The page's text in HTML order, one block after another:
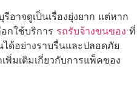
าจดูเป็นเรื่องยุ่งยาก แต่หาก
กใช้บริการ รถรับจ้างขนของ ที่
ด้อย่างราบรื่นและปลอดภัย
พิ่มเติมเกี่ยวกับการแพ็คของ